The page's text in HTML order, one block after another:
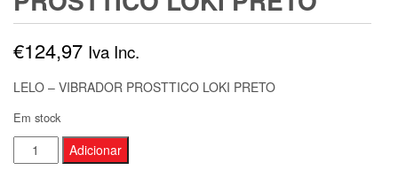
€124,97 Iva Inc.
LELO – VIBRADOR PROSTTICO LOKI PRETO
Em stock
Quantidade
de
Adicionar